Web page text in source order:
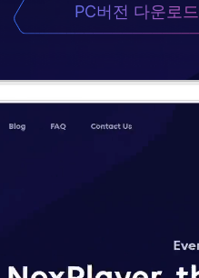
PC버전 다운로드